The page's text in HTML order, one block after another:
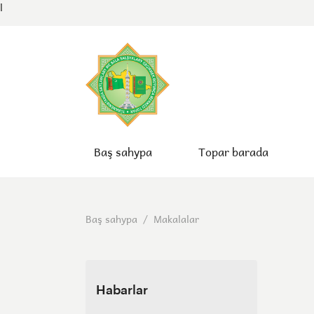
l
Baş sahypa Topar barada
Baş sahypa / Makalalar
Habarlar